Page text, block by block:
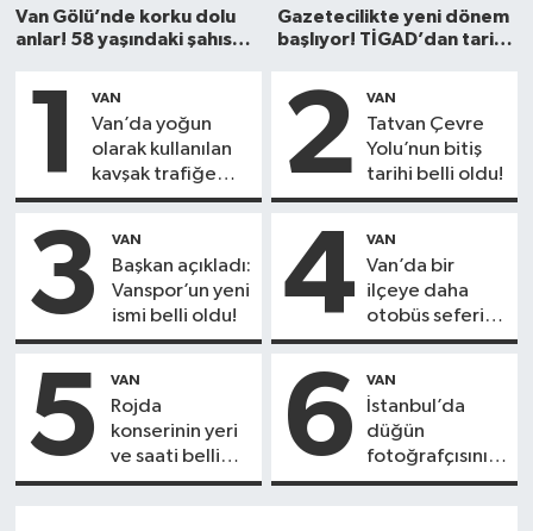
Van Gölü’nde korku dolu
anlar! 58 yaşındaki şahıs
Gazetecilikte yeni dönem
başlıyor! TİGAD’dan tarihi
1 VAN
Van’da yoğun
olarak kullanılan
kavşak trafiğe
kapatılıyor: Tarih
2 VAN
Tatvan Çevre
Yolu’nun bitiş
tarihi belli oldu!
3 VAN
Başkan açıkladı:
Vanspor’un yeni
ismi belli oldu!
4 VAN
Van’da bir
ilçeye daha
otobüs seferi
başladı: İşte o
5 VAN
Rojda
konserinin yeri
ve saati belli
oldu!
6 VAN
İstanbul’da
düğün
fotoğrafçısını
katleden